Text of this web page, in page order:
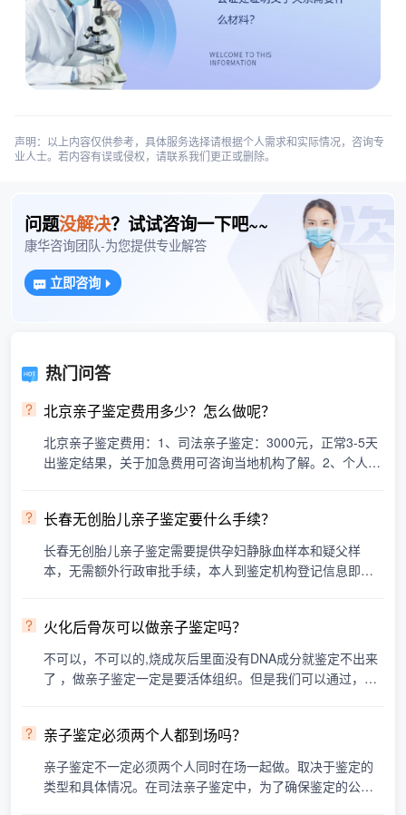
声明：以上内容仅供参考，具体服务选择请根据个人需求和实际情况，咨询专
业人士。若内容有误或侵权，请联系我们更正或删除。
问题没解决？试试咨询一下吧~~
康华咨询团队-为您提供专业解答
立即咨询
热门问答
北京亲子鉴定费用多少？怎么做呢？
北京亲子鉴定费用：1、司法亲子鉴定：3000元，正常3-5天
出鉴定结果，关于加急费用可咨询当地机构了解。2、个人隐
长春无创胎儿亲子鉴定要什么手续？
长春无创胎儿亲子鉴定需要提供孕妇静脉血样本和疑父样
本，无需额外行政审批手续，本人到鉴定机构登记信息即可
火化后骨灰可以做亲子鉴定吗？
不可以，不可以的,烧成灰后里面没有DNA成分就鉴定不出来
了 ，做亲子鉴定一定是要活体组织。但是我们可以通过，同
亲子鉴定必须两个人都到场吗？
亲子鉴定不一定必须两个人同时在场一起做。取决于鉴定的
类型和具体情况。在司法亲子鉴定中，为了确保鉴定的公正